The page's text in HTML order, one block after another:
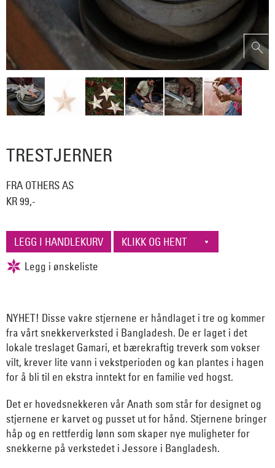
TRESTJERNER
FRA OTHERS AS
KR 99,-
NYHET! Disse vakre stjernene er håndlaget i tre og kommer
fra vårt snekkerverksted i Bangladesh. De er laget i det
lokale treslaget Gamari, et bærekraftig treverk som vokser
vilt, krever lite vann i vekstperioden og kan plantes i hagen
for å bli til en ekstra inntekt for en familie ved hogst.
Det er hovedsnekkeren vår Anath som står for designet og
stjernene er karvet og pusset ut for hånd. Stjernene bringer
håp og en rettferdig lønn som skaper nye muligheter for
snekkerne på verkstedet i Jessore i Bangladesh.